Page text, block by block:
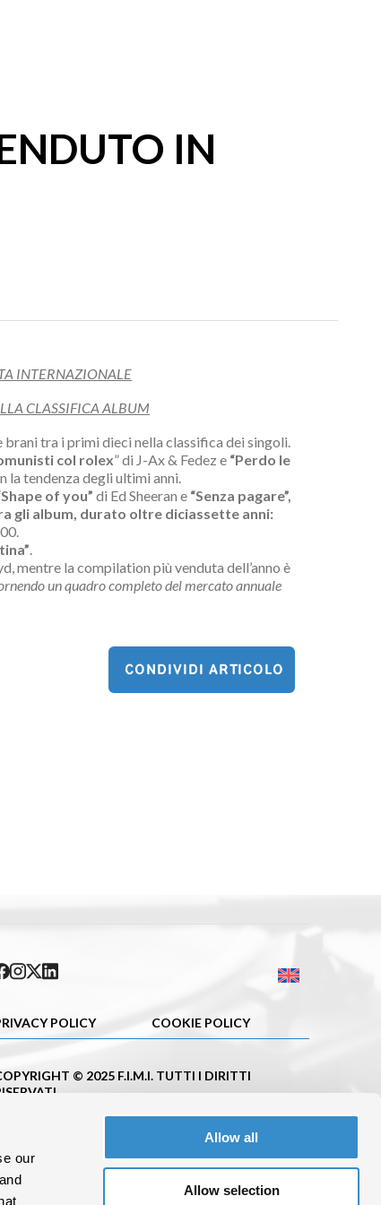
our
Allow all
Allow selection
IN
INTERNAZIONALE
CLASSIFICA ALBUM
brani tra i primi dieci nella classifica dei singoli.
col rolex” di J-Ax & Fedez e “Perdo le
la tendenza degli ultimi anni.
of you” di Ed Sheeran e “Senza pagare”,
gli album, durato oltre diciassette anni:
.
mentre la compilation più venduta dell’anno è
un quadro completo del mercato annuale
CONDIVIDI ARTICOLO
POLICY COOKIE POLICY
© 2025 F.I.M.I. TUTTI I DIRITTI
STAMPA DEL TRIBUNALE DI MILANO CON IL N.663
23.11.2001
F.10695620152 P.IVA 08288100962